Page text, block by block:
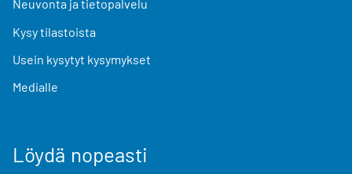
Neuvonta ja tietopalvelu
Kysy tilastoista
Usein kysytyt kysymykset
Medialle
Löydä nopeasti